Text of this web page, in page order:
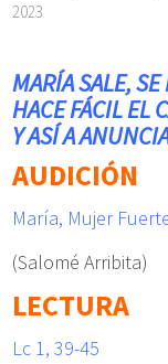
2023
MARÍA SALE,
HACE FÁCIL EL
Y ASÍ A
AUDICIÓN
María, Mujer
(Salomé Arribita)
LECTURA
Lc 1, 39-45